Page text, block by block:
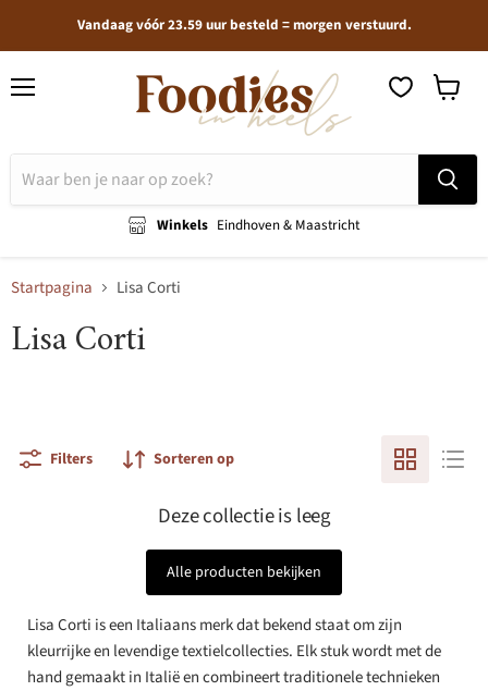
Vandaag vóór 23.59 uur besteld = morgen verstuurd.
Winkels Eindhoven & Maastricht
Startpagina Lisa Corti
Lisa Corti
Filters Sorteren op
Deze collectie is leeg
Alle producten bekijken
Lisa Corti is een Italiaans merk dat bekend staat om zijn
kleurrijke en levendige textielcollecties. Elk stuk wordt met de
hand gemaakt in Italië en combineert traditionele technieken